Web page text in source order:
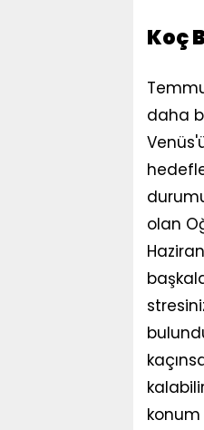
Koç
daha
olan
konum